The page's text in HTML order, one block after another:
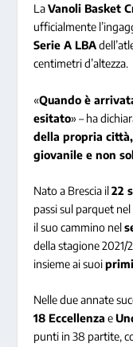
LaVanoli Basket
ufficialmente
Serie A LBA
centimetri d’altezza.
«Quando è
esitato» – ha
della propria
giovanile e non
Nato a Brescia il22
passi sul parquet nel
il suo cammino nel
della stagione 2021/
insieme ai suoi
Nelle due annate
18 Eccellenza e
punti in 38 partite,